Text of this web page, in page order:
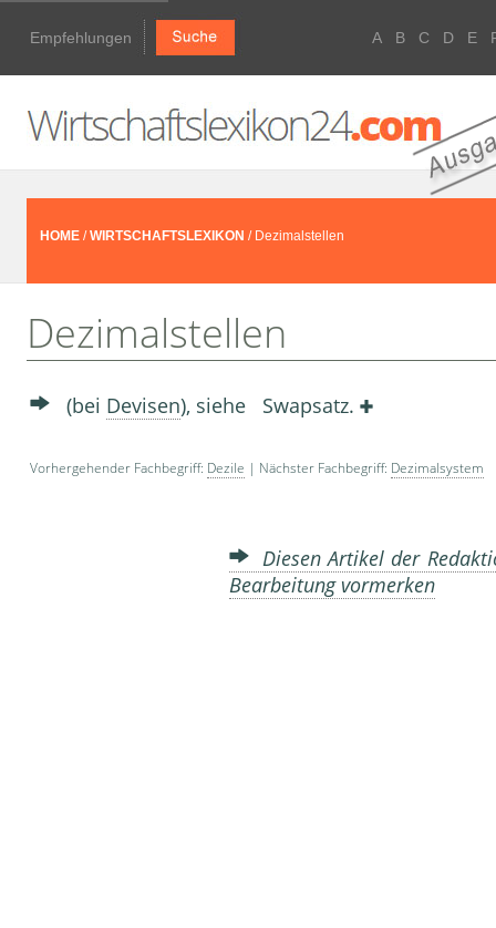
Empfehlungen A B C D E
HOME /WIRTSCHAFTSLEXIKON / Dezimalstellen
Dezimalstellen
(bei Devisen), siehe Swapsatz.
Vorhergehender Fachbegriff: Dezile | Nächster Fachbegriff: Dezimalsystem
Diesen Artikel der
Bearbeitung vormerken